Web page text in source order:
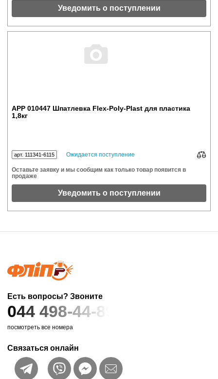
Уведомить о поступлении
APP 010447 Шпатлевка Flex-Poly-Plast для пластика
1,8кг
арт. 111341-6115 Ожидается поступление
Оставьте заявку и мы сообщим как только товар появится в
продаже
Уведомить о поступлении
Есть вопросы? Звоните
044 498-44-89
посмотреть все номера
Связаться онлайн